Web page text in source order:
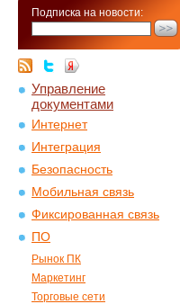
Подписка на новости:
Управление
документами
Интернет
Интеграция
Безопасность
Мобильная связь
Фиксированная связь
ПО
Рынок ПК
Маркетинг
Торговые сети